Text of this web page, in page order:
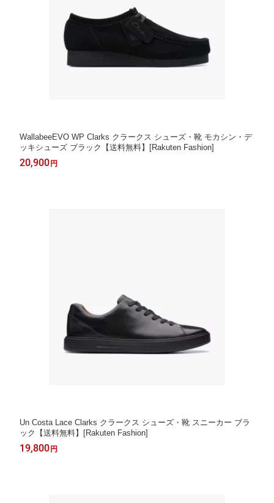
WallabeeEVO WP Clarks クラークス シューズ・靴 モカシン・デ
ッキシューズ ブラック【送料無料】[Rakuten Fashion]
20,900 円
Un Costa Lace Clarks クラークス シューズ・靴 スニーカー ブラ
ック【送料無料】[Rakuten Fashion]
19,800 円